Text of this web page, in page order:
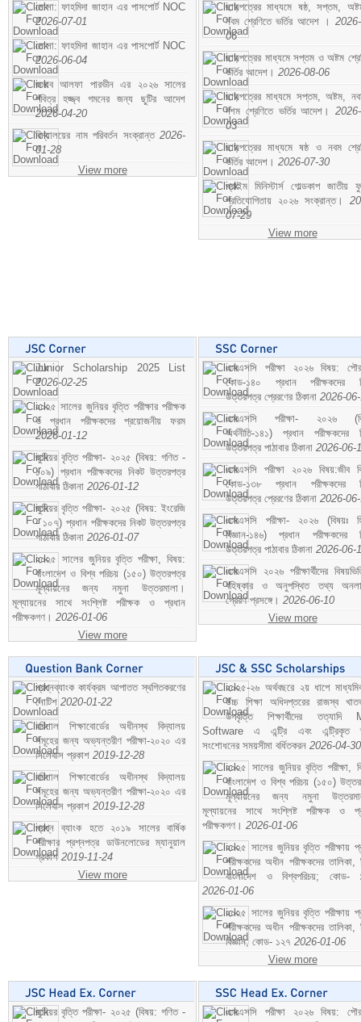
মোসা: ফাহমিদা জাহান এর পাসপোর্ট NOC
2026-07-01
মোসা: ফাহমিদা জাহান এর পাসপোর্ট NOC
2026-06-04
জনাব আলফা পারভীন এর ২০২৬ সালের
পবিত্র হজ্জ্ব গমনের জন্য ছুটির আদেশ
2026-04-20
বিদ্যালয়ের নাম পরিবর্তন সংক্রান্ত 2026-
01-28
View more
ছাড়পত্রের মাধ্যমে ষষ্ঠ, সপ্তম,
নবম শ্রেণিতে ভর্তির আদেশ ।
06
ছাড়পত্রের মাধ্যমে সপ্তম ও অষ্টম
ভর্তির আদেশ। 2026-08-06
ছাড়পত্রের মাধ্যমে সপ্তম, অষ্টম,
দশম শ্রেণিতে ভর্তির আদেশ।
03
ছাড়পত্রের মাধ্যমে ষষ্ঠ ও নবম
ভর্তির আদেশ। 2026-07-30
প্রাইম মিনিস্টার্স গোল্ডকাপ জাতীয়
প্রতিযোগিতায় ২০২৬ সংক্রান্ত।
07-29
View more
Junior Scholarship 2025 List
2026-02-25
২০২৫ সালের জুনিয়র বৃত্তি পরীক্ষার পরীক্ষক
ও প্রধান পরীক্ষকদের প্রয়োজনীয় ফরম
2026-01-12
জুনিয়র বৃত্তি পরীক্ষা- ২০২৫ (বিষয়: গণিত -
১০৯) প্রধান পরীক্ষকদের নিকট উত্তরপত্র
পাঠাবার ঠিকানা 2026-01-12
জুনিয়র বৃত্তি পরীক্ষা- ২০২৫ (বিষয়: ইংরেজি
- ১০৭) প্রধান পরীক্ষকদের নিকট উত্তরপত্র
পাঠাবার ঠিকানা 2026-01-07
২০২৫ সালের জুনিয়র বৃত্তি পরীক্ষা, বিষয়:
বাংলাদেশ ও বিশ্ব পরিচয় (১৫০) উত্তরপত্র
মূল্যায়নের জন্য নমুনা উত্তরমালা।
মূল্যায়নের সাথে সংশ্লিষ্ট পরীক্ষক ও প্রধান
পরীক্ষকগণ। 2026-01-06
View more
এসএসসি পরীক্ষা ২০২৬ বিষয়:
কোড-১৪০ প্রধান পরীক্ষকদের
উত্তরপত্র প্রেরণের ঠিকানা 2026-
এসএসসি পরীক্ষা- ২০২৬
অর্থনীতি-১৪১) প্রধান পরীক্ষকদের
উত্তরপত্র পাঠাবার ঠিকানা 2026-06-
এসএসসি পরীক্ষা ২০২৬ বিষয়:জীব
কোড-১৩৮ প্রধান পরীক্ষকদের
উত্তরপত্র প্রেরণের ঠিকানা 2026-
এসএসসি পরীক্ষা- ২০২৬ (বিষয়ঃ
বিজ্ঞান-১৪৬) প্রধান পরীক্ষকদের
উত্তরপত্র পাঠাবার ঠিকানা 2026-06-
এসএসসি ২০২৬ পরীক্ষার্থীদের
বহিষ্কার ও অনুপস্থিত তথ্য
প্রেরণ প্রসঙ্গে। 2026-06-10
View more
প্রশ্নব্যাংক কার্যক্রম আপাতত স্থগিতকরণের
নোটিশ 2020-01-22
বরিশাল শিক্ষাবোর্ডের অধীনস্থ বিদ্যালয়
সমূহের জন্য অভ্যন্তরীণ পরীক্ষা-২০২০ এর
সিলেবাস প্রকাশ 2019-12-28
বরিশাল শিক্ষাবোর্ডের অধীনস্থ বিদ্যালয়
সমূহের জন্য অভ্যন্তরীণ পরীক্ষা-২০২০ এর
সিলেবাস প্রকাশ 2019-12-28
প্রশ্ন ব্যাংক হতে ২০১৯ সালের বার্ষিক
পরীক্ষার প্রশ্নপত্র ডাউনলোডের ম্যানুয়াল
প্রকাশ 2019-11-24
View more
২০২৫-২৬ অর্থবছরে ২য় ধাপে
উচ্চ শিক্ষা অধিদপ্তরের রাজস্ব
উপবৃত্তি শিক্ষার্থীদের তত্যাদি
Software এ এন্ট্রি এবং এন্ট্রিকৃত
সংশোধনের সময়সীমা বর্ধিতকরন 2026-04-30
২০২৫ সালের জুনিয়র বৃত্তি পরীক্ষা,
বাংলাদেশ ও বিশ্ব পরিচয় (১৫০)
মূল্যায়নের জন্য নমুনা
মূল্যায়নের সাথে সংশ্লিষ্ট পরীক্ষক ও
পরীক্ষকগণ। 2026-01-06
২০২৫ সালের জুনিয়র বৃত্তি পরীক্ষায়
পরীক্ষকদের অধীন পরীক্ষকদের তালিকা,
বাংলাদেশ ও বিশ্বপরিচয়; কোড-
2026-01-06
২০২৫ সালের জুনিয়র বৃত্তি পরীক্ষায়
পরীক্ষকদের অধীন পরীক্ষকদের তালিকা,
বিজ্ঞান; কোড- ১২৭ 2026-01-06
View more
জুনিয়র বৃত্তি পরীক্ষা- ২০২৫ (বিষয়: গণিত -
এসএসসি পরীক্ষা ২০২৬ বিষয়: